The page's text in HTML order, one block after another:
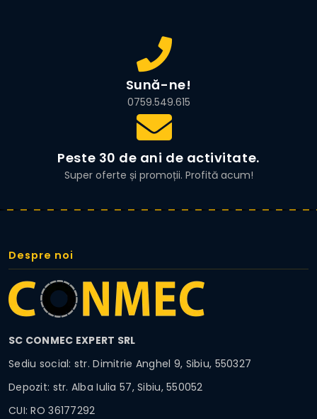
Sună-ne!
0759.549.615
Peste 30 de ani de activitate.
Super oferte și promoții. Profită acum!
Despre noi
SC CONMEC EXPERT SRL
Sediu social: str. Dimitrie Anghel 9, Sibiu, 550327
Depozit: str. Alba Iulia 57, Sibiu, 550052
CUI: RO 36177292